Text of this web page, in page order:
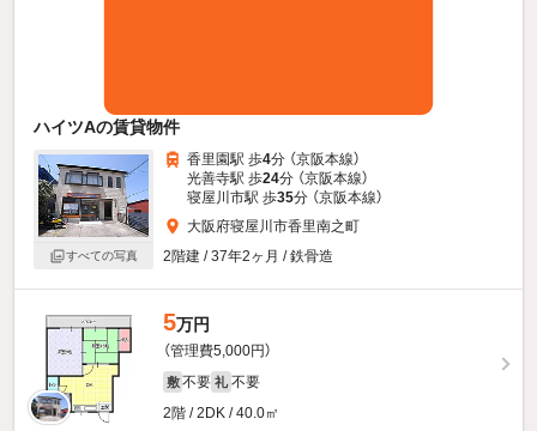
ハイツAの賃貸物件
すべての写真
香里園駅 歩4分 （京阪本線）
光善寺駅 歩24分 （京阪本線）
寝屋川市駅 歩35分 （京阪本線）
大阪府寝屋川市香里南之町
2階建 / 37年2ヶ月 / 鉄骨造
5万円
（管理費5,000円）
敷 不要 礼 不要
2階 / 2DK / 40.0㎡